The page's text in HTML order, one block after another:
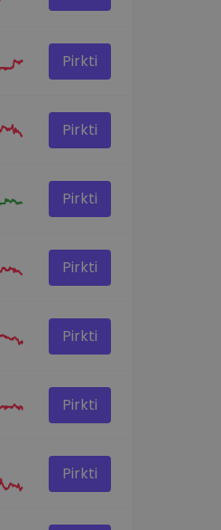
Pirkti
Pirkti
Pirkti
Pirkti
Pirkti
Pirkti
Pirkti